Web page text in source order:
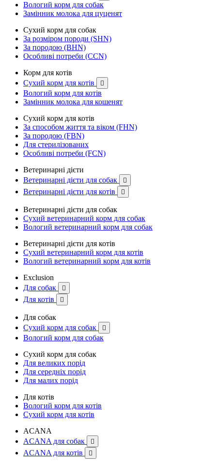
Вологий корм для собак
Замінник молока для цуценят
Сухий корм для собак
За розміром породи (SHN)
За породою (BHN)
Особливі потреби (CCN)
Корм для котів
Сухий корм для котів

Вологий корм для котів
Замінник молока для кошенят
Сухий корм для котів
За способом життя та віком (FHN)
За породою (FBN)
Для стерилізованих
Особливі потреби (FCN)
Ветеринарні дієти
Ветеринарні дієти для собак

Ветеринарні дієти для котів 
Ветеринарні дієти для собак
Сухий ветеринарний корм для собак
Вологий ветеринарний корм для собак
Ветеринарні дієти для котів
Сухий ветеринарний корм для котів
Вологий ветеринарний корм для котів
Exclusion
Для собак

Для котів 
Для собак
Сухий корм для собак

Вологий корм для собак
Сухий корм для собак
Для великих порід
Для середніх порід
Для малих порід
Для котів
Вологий корм для котів
Сухий корм для котів
ACANA
ACANA для собак

ACANA для котів 